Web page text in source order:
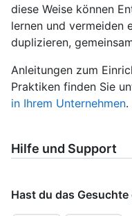
diese Weise können
lernen und vermeiden
duplizieren,
Anleitungen zum
Praktiken finden Sie
in Ihrem Unternehmen.
Hilfe und Support
Hast du das